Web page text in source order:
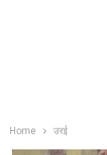
Home उरई